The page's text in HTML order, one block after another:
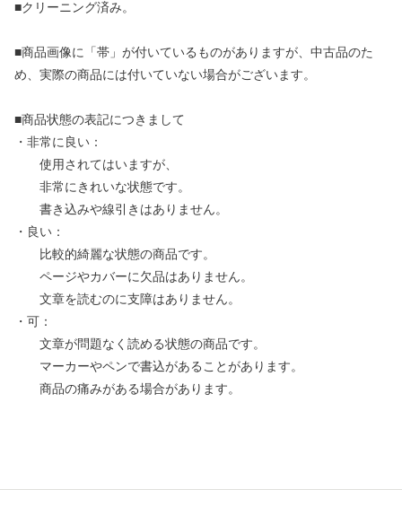
■クリーニング済み。
■商品画像に「帯」が付いているものがありますが、中古品のた
め、実際の商品には付いていない場合がございます。
■商品状態の表記につきまして
・非常に良い：
使用されてはいますが、
非常にきれいな状態です。
書き込みや線引きはありません。
・良い：
比較的綺麗な状態の商品です。
ページやカバーに欠品はありません。
文章を読むのに支障はありません。
・可：
文章が問題なく読める状態の商品です。
マーカーやペンで書込があることがあります。
商品の痛みがある場合があります。